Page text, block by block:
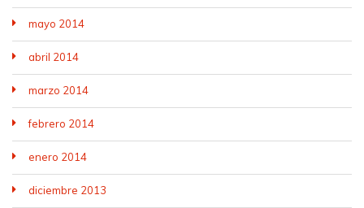
mayo 2014
abril 2014
marzo 2014
febrero 2014
enero 2014
diciembre 2013